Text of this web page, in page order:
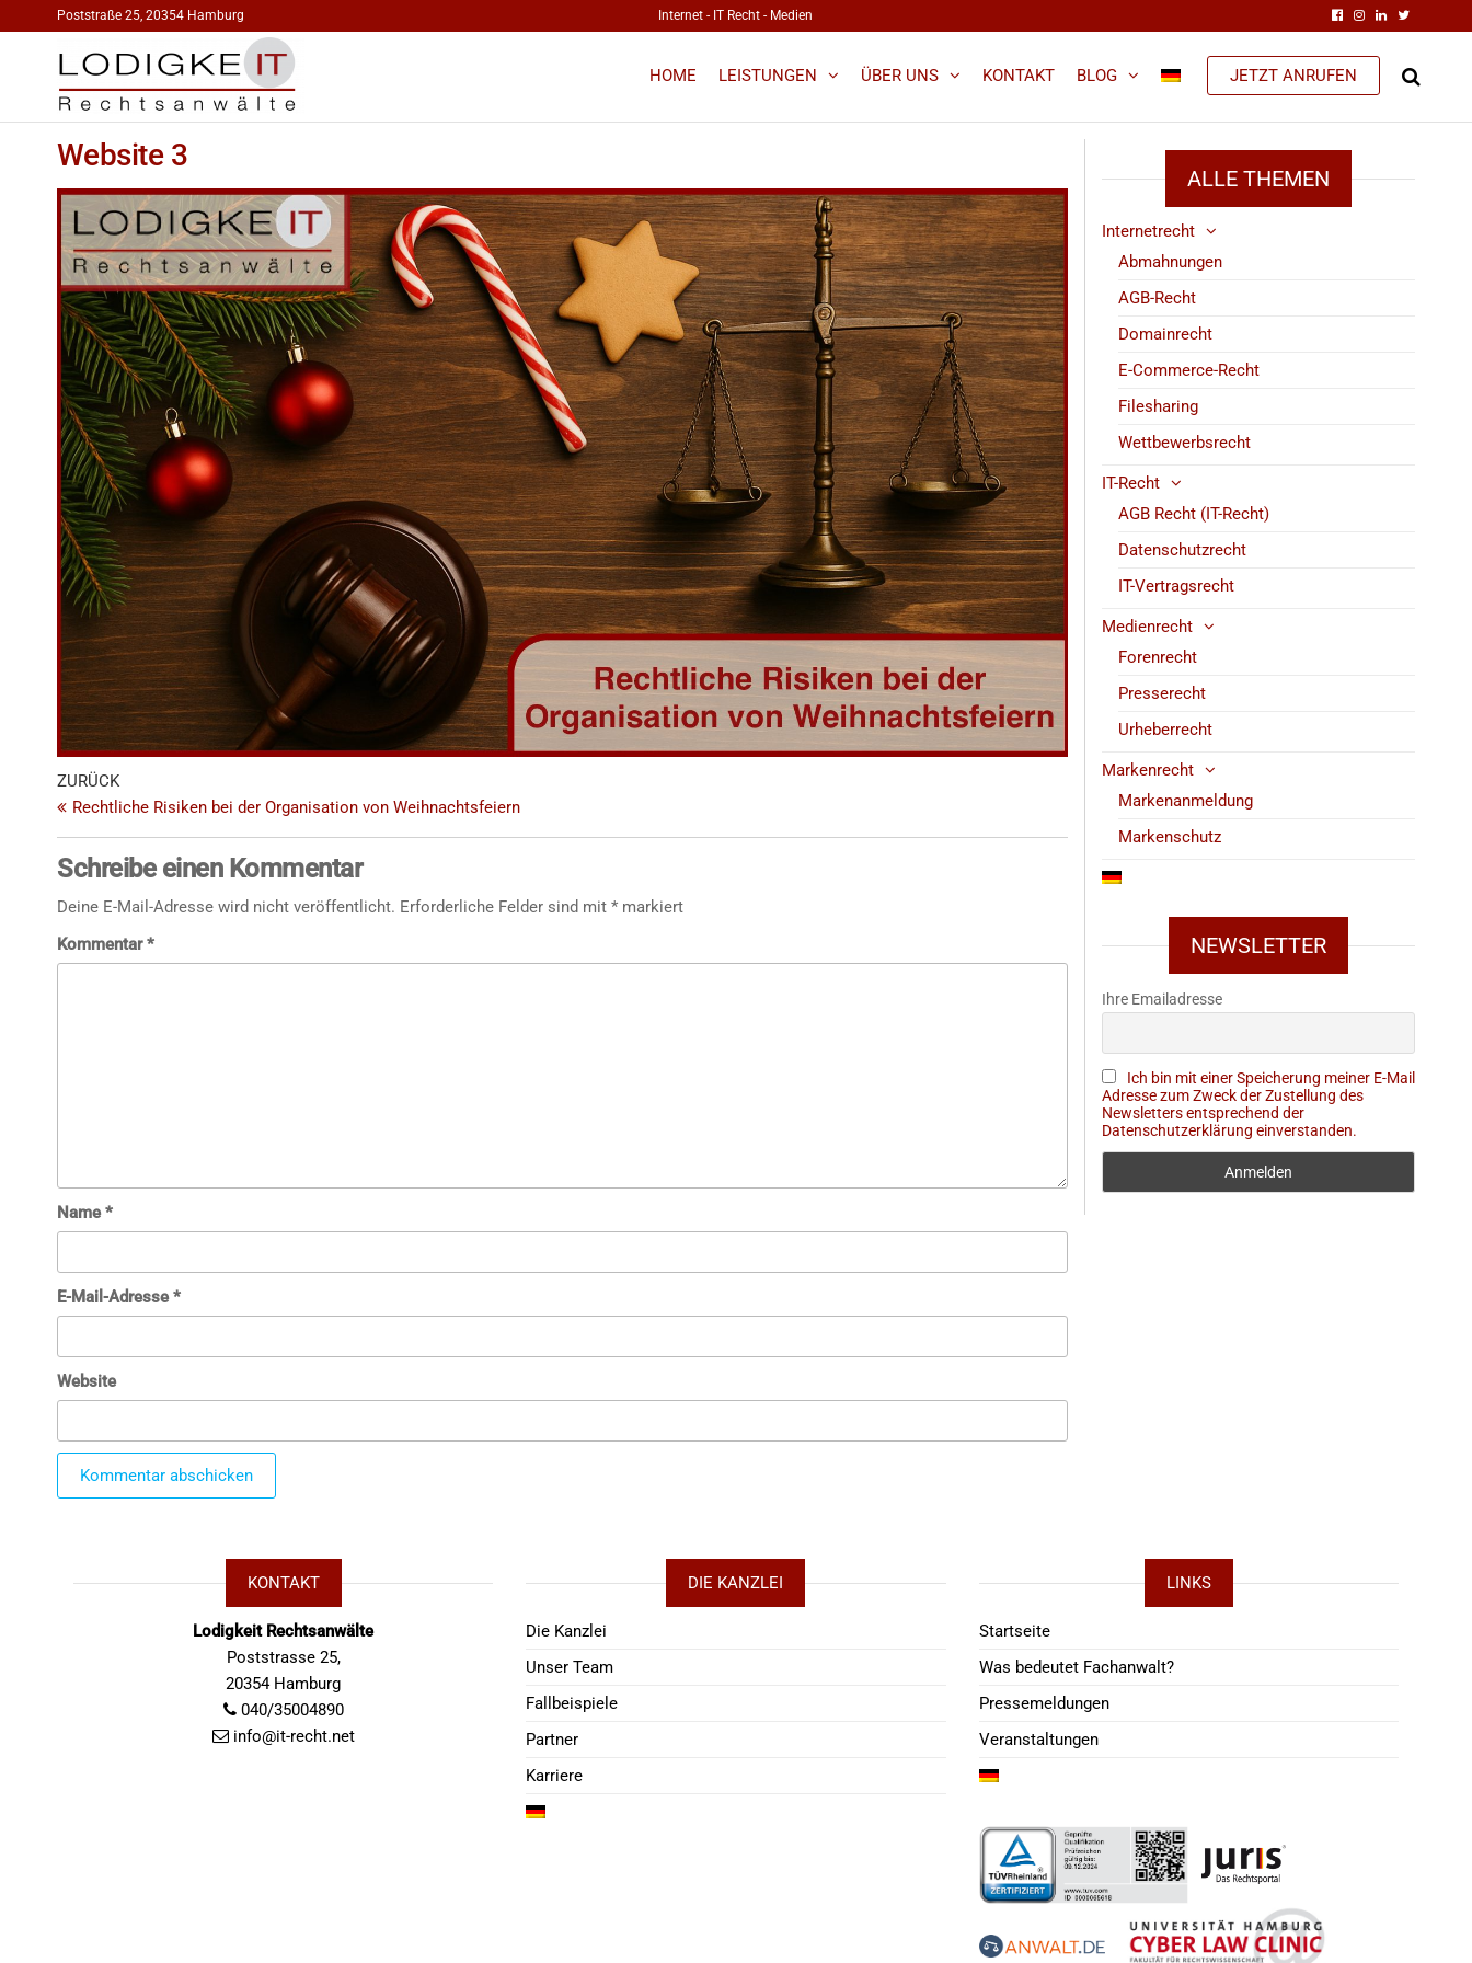
Poststraße 25, 20354 Hamburg Internet - IT Recht - Medien
FÜR INTERNET, IT,
LODIGKEIT
HAMBURG | BLOG
JETZT ANRUFEN
HOME LEISTUNGEN ÜBER UNS KONTAKT BLOG
Website 3
ZURÜCK
Rechtliche Risiken bei der Organisation von Weihnachtsfeiern
Schreibe einen Kommentar
Deine E-Mail-Adresse wird nicht veröffentlicht. Erforderliche Felder sind mit * markiert
Kommentar*
Name*
E-Mail-Adresse*
Website
ALLE THEMEN
Internetrecht
Abmahnungen
AGB-Recht
Domainrecht
E-Commerce-Recht
Filesharing
Wettbewerbsrecht
IT-Recht
AGB Recht (IT-Recht)
Datenschutzrecht
IT-Vertragsrecht
Medienrecht
Forenrecht
Presserecht
Urheberrecht
Markenrecht
Markenanmeldung
Markenschutz
NEWSLETTER
Ihre Emailadresse
Ich bin mit einer Speicherung meiner E-Mail
Adresse zum Zweck der Zustellung des
Newsletters entsprechend der
Datenschutzerklärung einverstanden.
KONTAKT
Lodigkeit Rechtsanwälte
Poststrasse 25,
20354 Hamburg
040/35004890
info@it-recht.net
DIE KANZLEI
Die Kanzlei
Unser Team
Fallbeispiele
Partner
Karriere
LINKS
Startseite
Was bedeutet Fachanwalt?
Pressemeldungen
Veranstaltungen